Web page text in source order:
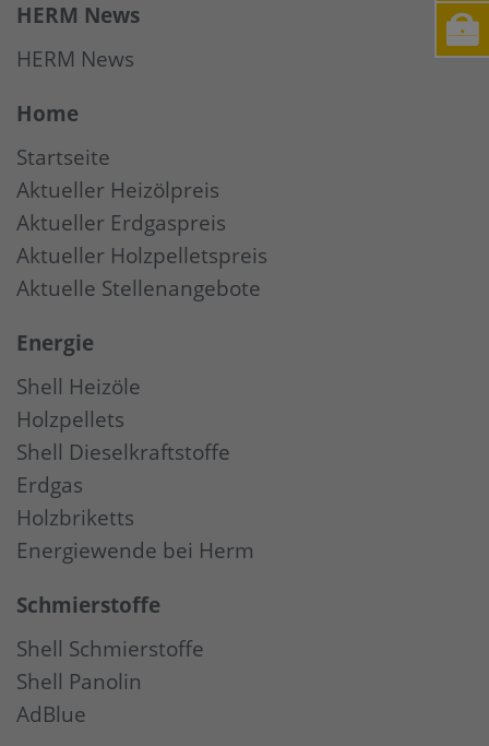
HERM News
HERM News
Home
Startseite
Aktueller Heizölpreis
Aktueller Erdgaspreis
Aktueller Holzpelletspreis
Aktuelle Stellenangebote
Energie
Shell Heizöle
Holzpellets
Shell Dieselkraftstoffe
Erdgas
Holzbriketts
Energiewende bei Herm
Schmierstoffe
Shell Schmierstoffe
Shell Panolin
AdBlue